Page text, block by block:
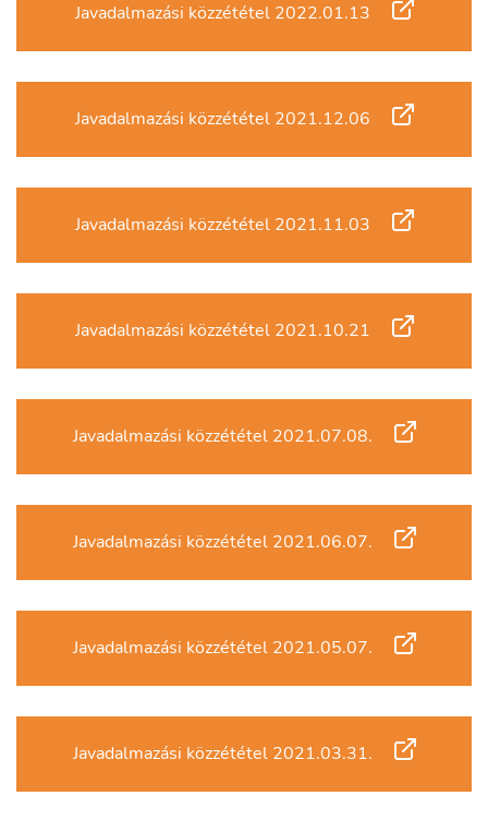
Javadalmazási közzététel 2022.01.13
Javadalmazási közzététel 2021.12.06
Javadalmazási közzététel 2021.11.03
Javadalmazási közzététel 2021.10.21
Javadalmazási közzététel 2021.07.08.
Javadalmazási közzététel 2021.06.07.
Javadalmazási közzététel 2021.05.07.
Javadalmazási közzététel 2021.03.31.